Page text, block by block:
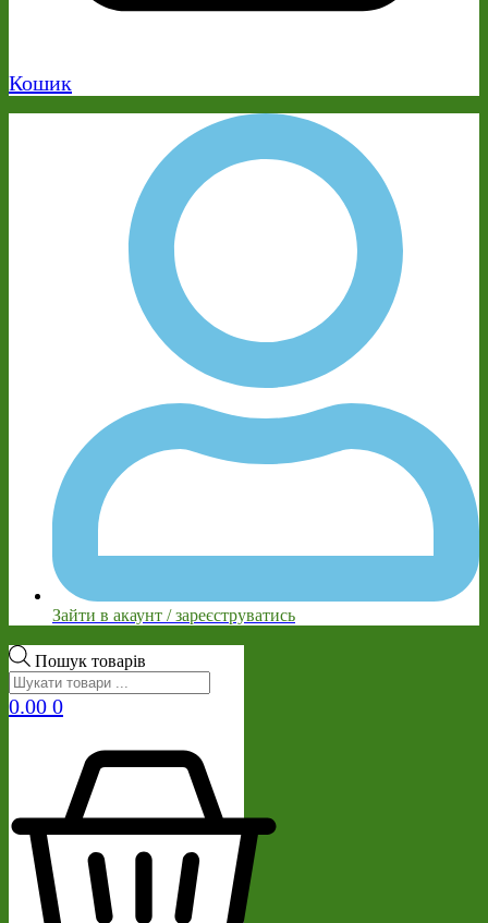
Кошик
Зайти в акаунт / зареєструватись
Пошук товарів
0.00 0